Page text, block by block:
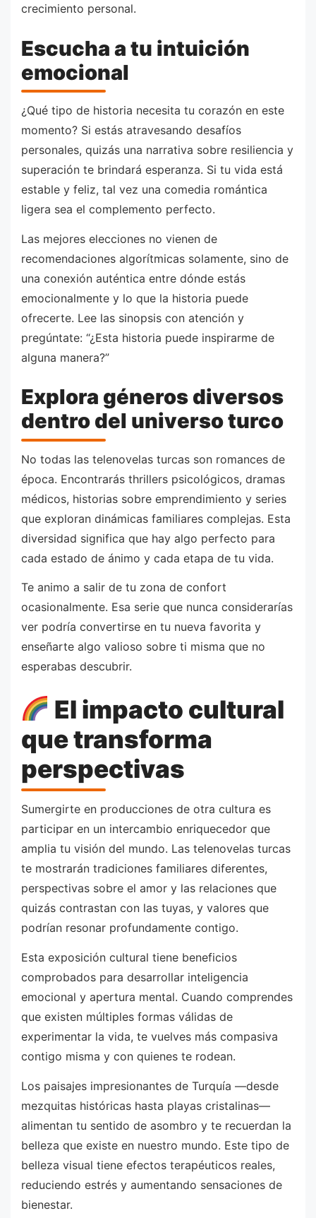
crecimiento personal.
Escucha a tu intuición
emocional
¿Qué tipo de historia necesita tu corazón en este
momento? Si estás atravesando desafíos
personales, quizás una narrativa sobre resiliencia y
superación te brindará esperanza. Si tu vida está
estable y feliz, tal vez una comedia romántica
ligera sea el complemento perfecto.
Las mejores elecciones no vienen de
recomendaciones algorítmicas solamente, sino de
una conexión auténtica entre dónde estás
emocionalmente y lo que la historia puede
ofrecerte. Lee las sinopsis con atención y
pregúntate: “¿Esta historia puede inspirarme de
alguna manera?”
Explora géneros diversos
dentro del universo turco
No todas las telenovelas turcas son romances de
época. Encontrarás thrillers psicológicos, dramas
médicos, historias sobre emprendimiento y series
que exploran dinámicas familiares complejas. Esta
diversidad significa que hay algo perfecto para
cada estado de ánimo y cada etapa de tu vida.
Te animo a salir de tu zona de confort
ocasionalmente. Esa serie que nunca considerarías
ver podría convertirse en tu nueva favorita y
enseñarte algo valioso sobre ti misma que no
esperabas descubrir.
El impacto cultural
que transforma
perspectivas
Sumergirte en producciones de otra cultura es
participar en un intercambio enriquecedor que
amplia tu visión del mundo. Las telenovelas turcas
te mostrarán tradiciones familiares diferentes,
perspectivas sobre el amor y las relaciones que
quizás contrastan con las tuyas, y valores que
podrían resonar profundamente contigo.
Esta exposición cultural tiene beneficios
comprobados para desarrollar inteligencia
emocional y apertura mental. Cuando comprendes
que existen múltiples formas válidas de
experimentar la vida, te vuelves más compasiva
contigo misma y con quienes te rodean.
Los paisajes impresionantes de Turquía —desde
mezquitas históricas hasta playas cristalinas—
alimentan tu sentido de asombro y te recuerdan la
belleza que existe en nuestro mundo. Este tipo de
belleza visual tiene efectos terapéuticos reales,
reduciendo estrés y aumentando sensaciones de
bienestar.